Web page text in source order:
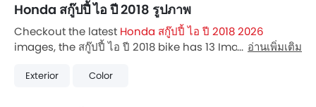
Honda สกู๊ปปี้ ไอ ปี 2018 รูปภาพ
Checkout the latest Honda สกู๊ปปี้ ไอ ปี 2018 2026
images, the สกู๊ปปี้ ไอ ปี 2018 bike has 13 Images. Also,
Thailand.
อ่านเพิ่มเติม
Exterior Color